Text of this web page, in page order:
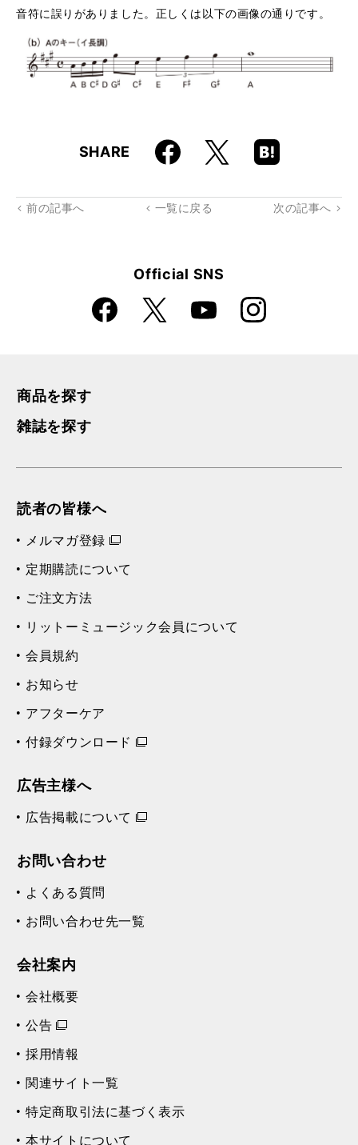
音符に誤りがありました。正しくは以下の画像の通りです。
SHARE Faceboo
k
X
Hatena
Boo
rk
前の記事へ 一覧に戻る 次の記事へ
Official SNS
Faceboo
k
X YouTube Instagra
m
商品を探す
雑誌を探す
読者の皆様へ
メルマガ登録
定期購読について
ご注文方法
リットーミュージック会員について
会員規約
お知らせ
アフターケア
付録ダウンロード
広告主様へ
広告掲載について
お問い合わせ
よくある質問
お問い合わせ先一覧
会社案内
会社概要
公告
採用情報
関連サイト一覧
特定商取引法に基づく表示
本サイトについて